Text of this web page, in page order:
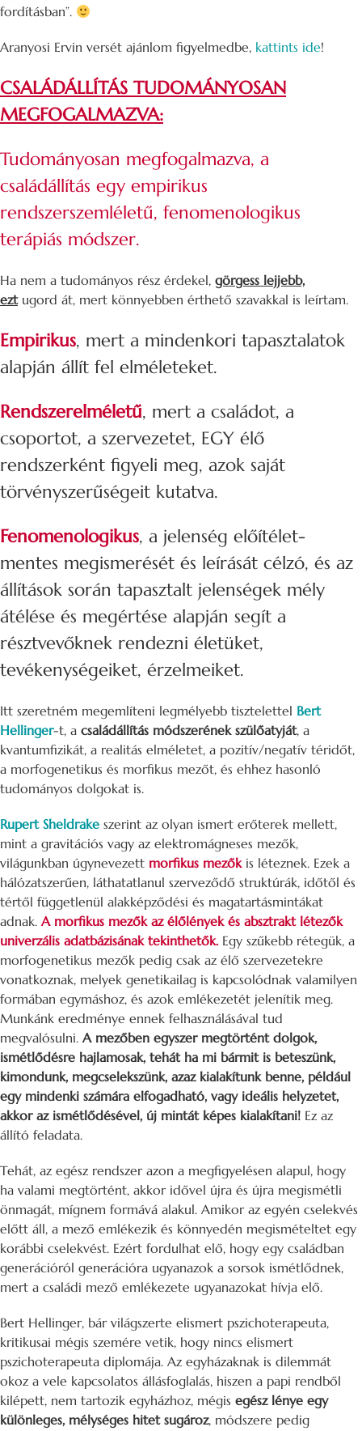
fordításban”.
Aranyosi Ervin versét ajánlom figyelmedbe, kattints ide!
CSALÁDÁLLÍTÁS TUDOMÁNYOSAN
MEGFOGALMAZVA:
Tudományosan megfogalmazva, a
családállítás egy empirikus
rendszerszemléletű, fenomenologikus
terápiás módszer.
Ha nem a tudományos rész érdekel, görgess lejjebb,
eztugord át, mert könnyebben érthető szavakkal is leírtam.
Empirikus, mert a mindenkori tapasztalatok
alapján állít fel elméleteket.
Rendszerelméletű, mert a családot, a
csoportot, a szervezetet, EGY élő
rendszerként figyeli meg, azok saját
törvényszerűségeit kutatva.
Fenomenologikus, a jelenség előítélet-
mentes megismerését és leírását célzó, és az
állítások során tapasztalt jelenségek mély
átélése és megértése alapján segít a
résztvevőknek rendezni életüket,
tevékenységeiket, érzelmeiket.
Itt szeretném megemlíteni legmélyebb tisztelettel Bert
Hellinger-t, a családállítás módszerének szülőatyját, a
kvantumfizikát, a realitás elméletet, a pozitív/negatív téridőt,
a morfogenetikus és morfikus mezőt, és ehhez hasonló
tudományos dolgokat is.
Rupert Sheldrake szerint az olyan ismert erőterek mellett,
mint a gravitációs vagy az elektromágneses mezők,
világunkban úgynevezett morfikus mezőkis léteznek. Ezek a
hálózatszerűen, láthatatlanul szerveződő struktúrák, időtől és
tértől függetlenül alakképződési és magatartásmintákat
adnak. A morfikus mezők az élőlények és absztrakt létezők
univerzális adatbázisának tekinthetők. Egy szűkebb rétegük, a
morfogenetikus mezők pedig csak az élő szervezetekre
vonatkoznak, melyek genetikailag is kapcsolódnak valamilyen
formában egymáshoz, és azok emlékezetét jelenítik meg.
Munkánk eredménye ennek felhasználásával tud
megvalósulni. A mezőben egyszer megtörtént dolgok,
ismétlődésre hajlamosak, tehát ha mi bármit is beteszünk,
kimondunk, megcselekszünk, azaz kialakítunk benne, például
egy mindenki számára elfogadható, vagy ideális helyzetet,
akkor az ismétlődésével, új mintát képes kialakítani! Ez az
állító feladata.
Tehát, az egész rendszer azon a megfigyelésen alapul, hogy
ha valami megtörtént, akkor idővel újra és újra megismétli
önmagát, mígnem formává alakul. Amikor az egyén cselekvés
előtt áll, a mező emlékezik és könnyedén megismételtet egy
korábbi cselekvést. Ezért fordulhat elő, hogy egy családban
generációról generációra ugyanazok a sorsok ismétlődnek,
mert a családi mező emlékezete ugyanazokat hívja elő.
Bert Hellinger, bár világszerte elismert pszichoterapeuta,
kritikusai mégis szemére vetik, hogy nincs elismert
pszichoterapeuta diplomája. Az egyházaknak is dilemmát
okoz a vele kapcsolatos állásfoglalás, hiszen a papi rendből
kilépett, nem tartozik egyházhoz, mégis egész lénye egy
különleges, mélységes hitet sugároz, módszere pedig